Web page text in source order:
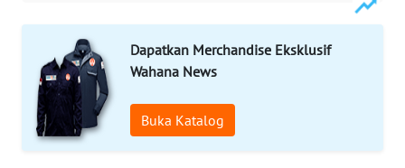
Dapatkan Merchandise Eksklusif
Wahana News
Buka Katalog
WAHANA
LISTRIK
WAHANA
TRAVEL